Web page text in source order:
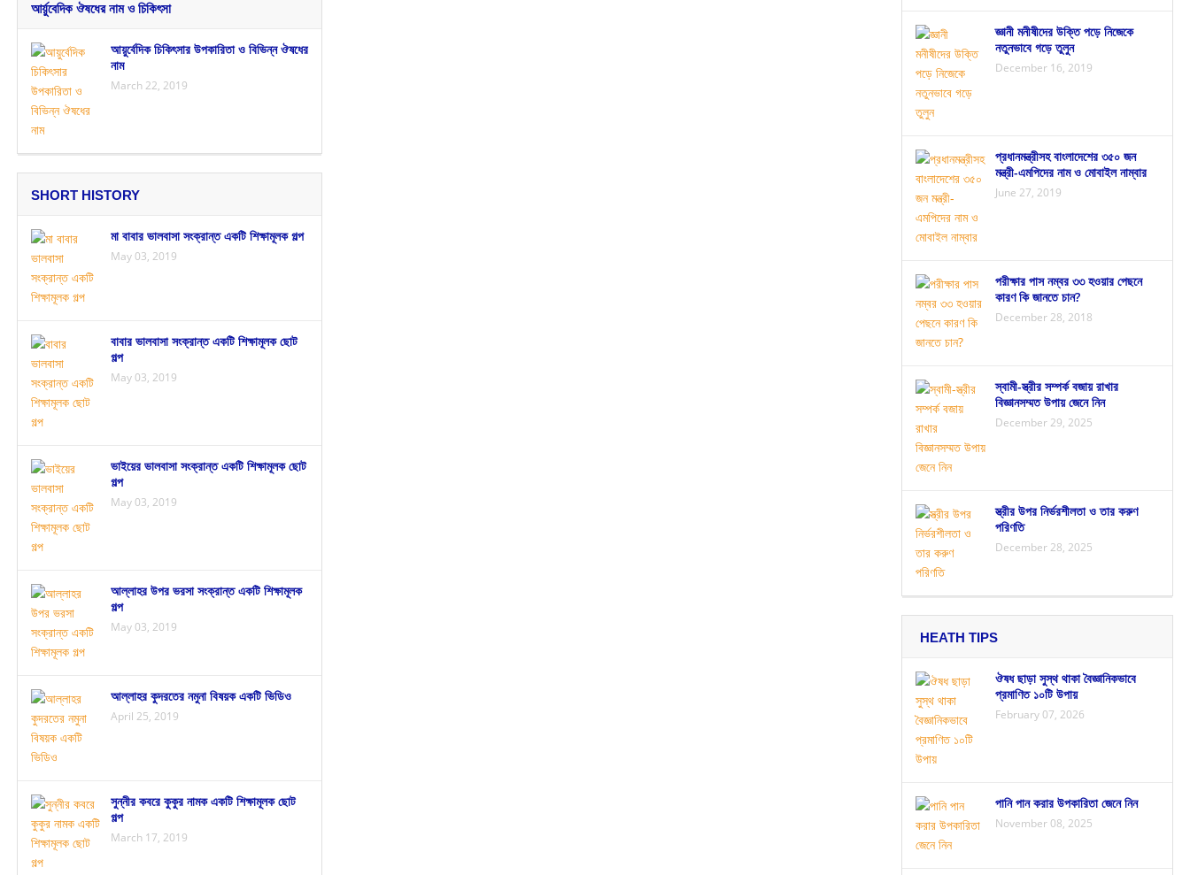
আর্য়ুবেদিক ঔষধের নাম ও চিকিৎসা
আয়ুর্বেদিক চিকিৎসার উপকারিতা ও বিভিন্ন ঔষধের
নাম
March 22, 2019
SHORT HISTORY
মা বাবার ভালবাসা সংক্রান্ত একটি শিক্ষামূলক গল্প
May 03, 2019
বাবার ভালবাসা সংক্রান্ত একটি শিক্ষামূলক ছোট
গল্প
May 03, 2019
ভাইয়ের ভালবাসা সংক্রান্ত একটি শিক্ষামূলক ছোট
গল্প
May 03, 2019
আল্লাহর উপর ভরসা সংক্রান্ত একটি শিক্ষামূলক
গল্প
May 03, 2019
আল্লাহর কুদরতের নমুনা বিষয়ক একটি ভিডিও
April 25, 2019
সুন্নীর কবরে কুকুর নামক একটি শিক্ষামূলক ছোট
গল্প
March 17, 2019
জ্ঞানী মনীষীদের উক্তি পড়ে নিজেকে
নতুনভাবে গড়ে তুলুন
December 16, 2019
প্রধানমন্ত্রীসহ বাংলাদেশের ৩৫০ জন
মন্ত্রী-এমপিদের নাম ও মোবাইল নাম্বার
June 27, 2019
পরীক্ষার পাস নম্বর ৩৩ হওয়ার পেছনে
কারণ কি জানতে চান?
December 28, 2018
স্বামী-স্ত্রীর সম্পর্ক বজায় রাখার
বিজ্ঞানসম্মত উপায় জেনে নিন
December 29, 2025
স্ত্রীর উপর নির্ভরশীলতা ও তার করুণ
পরিণতি
December 28, 2025
HEATH TIPS
ঔষধ ছাড়া সুস্থ থাকা বৈজ্ঞানিকভাবে
প্রমাণিত ১০টি উপায়
February 07, 2026
পানি পান করার উপকারিতা জেনে নিন
November 08, 2025